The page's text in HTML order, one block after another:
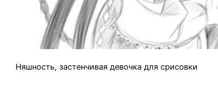
Няшность, застенчивая девочка для срисовки